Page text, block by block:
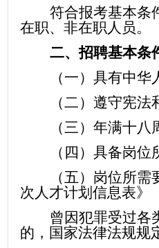
符合报考基本条
在职、非在职人员。
二、招聘基本条
（一）具有中
（二）遵守宪法
（三）年满十
（四）具备岗
（五）岗位所
次人才计划信息表》
曾因犯罪受过各
的，国家法律法规规